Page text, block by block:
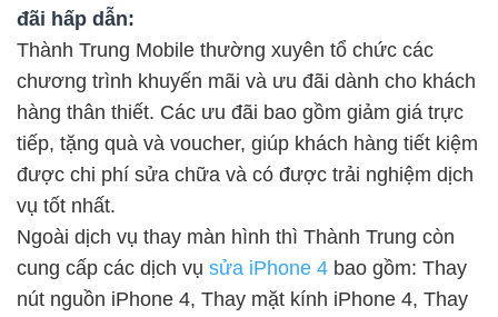
đãi hấp dẫn:
Thành Trung Mobile thường xuyên tổ chức các
chương trình khuyến mãi và ưu đãi dành cho khách
hàng thân thiết. Các ưu đãi bao gồm giảm giá trực
tiếp, tặng quà và voucher, giúp khách hàng tiết kiệm
được chi phí sửa chữa và có được trải nghiệm dịch
vụ tốt nhất.
Ngoài dịch vụ thay màn hình thì Thành Trung còn
cung cấp các dịch vụ sửa iPhone 4 bao gồm: Thay
nút nguồn iPhone 4, Thay mặt kính iPhone 4, Thay